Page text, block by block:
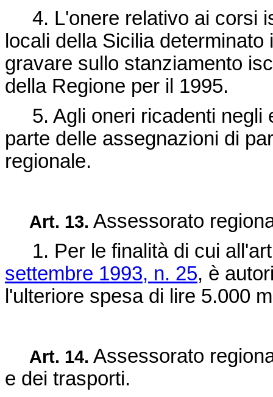
4. L'onere relativo ai corsi
locali della Sicilia
gravare sullo stanziamento
della Regione per il 1995.
5. Agli oneri ricadenti negli
parte delle assegnazioni di
regionale.
Art. 13. Assessorato
1. Per le finalità di cui
settembre 1993, n. 25, è
l'ulteriore spesa di lire 5.000
Art. 14. Assessorato
e dei trasporti.